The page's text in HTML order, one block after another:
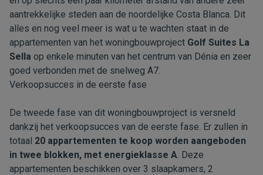
aantrekkelijke steden aan de noordelijke Costa Blanca. Dit
alles en nog veel meer is wat u te wachten staat in de
appartementen van het woningbouwproject Golf Suites La
Sella op enkele minuten van het centrum van Dénia en zeer
goed verbonden met de snelweg A7.
Verkoopsucces in de eerste fase
De tweede fase van dit woningbouwproject is versneld
dankzij het verkoopsucces van de eerste fase. Er zullen in
totaal 20 appartementen te koop worden aangeboden
in twee blokken, met energieklasse A. Deze
appartementen beschikken over 3 slaapkamers, 2